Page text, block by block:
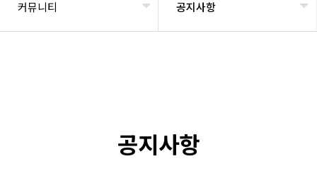
커뮤니티 공지사항
공지사항